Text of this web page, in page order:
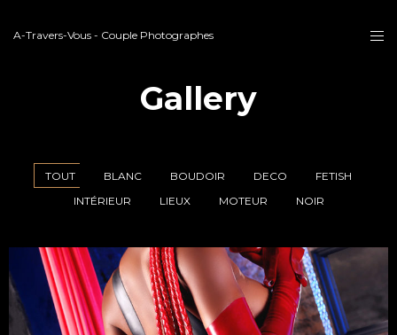
A-Travers-Vous - Couple Photographes
Gallery
TOUT BLANC BOUDOIR DECO
FETISH
INTÉRIEUR
LIEUX MOTEUR NOIR